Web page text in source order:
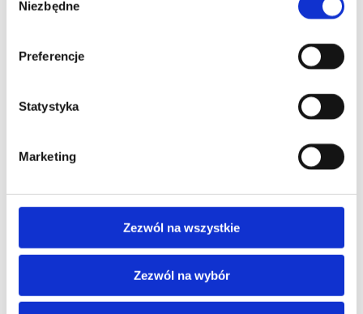
zgody
Niezbędne
Preferencje
Statystyka
Marketing
Zezwól na wszystkie
Zezwól na wybór
Eksport